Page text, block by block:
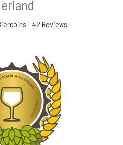
- 42 Reviews -